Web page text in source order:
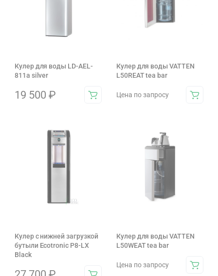
Кулер для воды LD-AEL-
811a silver
19 500 ₽
Кулер для воды VATTEN
L50REAT tea bar
Цена по запросу
Кулер с нижней загрузкой
бутыли Ecotronic P8-LX
Black
Кулер для воды VATTEN
L50WEAT tea bar
Цена по запросу